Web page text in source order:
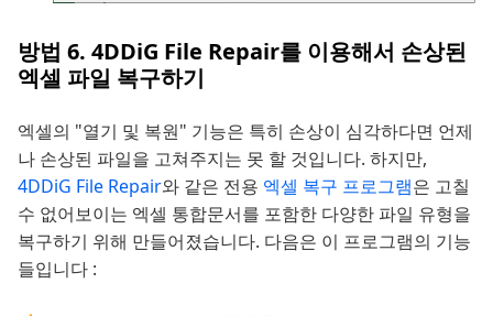
방법 6. 4DDiG File Repair를 이용해서 손상된
엑셀 파일 복구하기
엑셀의 "열기 및 복원" 기능은 특히 손상이 심각하다면 언제
나 손상된 파일을 고쳐주지는 못 할 것입니다. 하지만,
4DDiG File Repair와 같은 전용 엑셀 복구 프로그램은 고칠
수 없어보이는 엑셀 통합문서를 포함한 다양한 파일 유형을
복구하기 위해 만들어졌습니다. 다음은 이 프로그램의 기능
들입니다 :